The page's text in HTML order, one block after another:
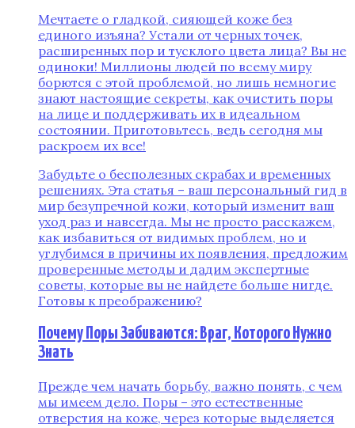
Мечтаете о гладкой, сияющей коже без
единого изъяна? Устали от черных точек,
расширенных пор и тусклого цвета лица? Вы не
одиноки! Миллионы людей по всему миру
борются с этой проблемой, но лишь немногие
знают настоящие секреты, как очистить поры
на лице и поддерживать их в идеальном
состоянии. Приготовьтесь, ведь сегодня мы
раскроем их все!
Забудьте о бесполезных скрабах и временных
решениях. Эта статья – ваш персональный гид в
мир безупречной кожи, который изменит ваш
уход раз и навсегда. Мы не просто расскажем,
как избавиться от видимых проблем, но и
углубимся в причины их появления, предложим
проверенные методы и дадим экспертные
советы, которые вы не найдете больше нигде.
Готовы к преображению?
Почему Поры Забиваются: Враг, Которого Нужно
Знать
Прежде чем начать борьбу, важно понять, с чем
мы имеем дело. Поры – это естественные
отверстия на коже, через которые выделяется